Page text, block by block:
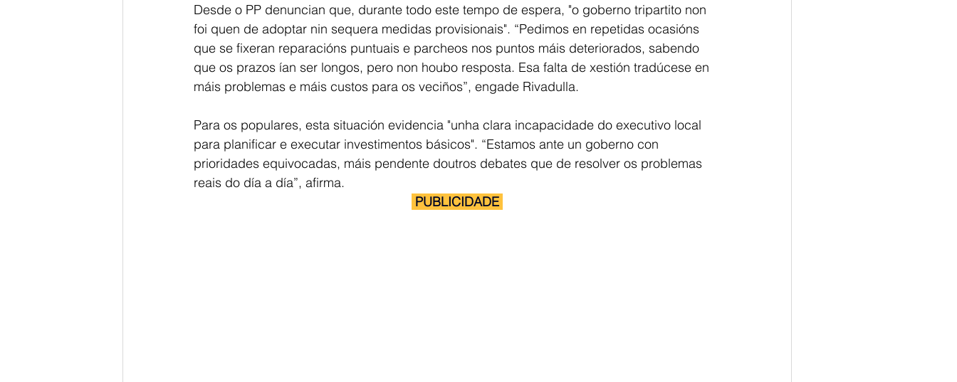
Desde o PP denuncian que, durante todo este tempo de espera, "o goberno tripartito non
foi quen de adoptar nin sequera medidas provisionais". “Pedimos en repetidas ocasións
que se fixeran reparacións puntuais e parcheos nos puntos máis deteriorados, sabendo
que os prazos ían ser longos, pero non houbo resposta. Esa falta de xestión tradúcese en
máis problemas e máis custos para os veciños”, engade Rivadulla.
Para os populares, esta situación evidencia "unha clara incapacidade do executivo local
para planificar e executar investimentos básicos". “Estamos ante un goberno con
prioridades equivocadas, máis pendente doutros debates que de resolver os problemas
reais do día a día”, afirma.
PUBLICIDADE